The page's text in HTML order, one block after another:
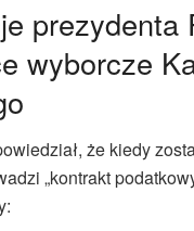
prezydenta
wyborcze
że kiedy
„kontrakt